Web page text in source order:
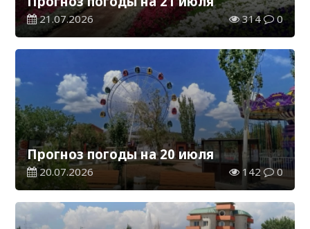
21.07.2026 314 0
Прогноз погоды на 20 июля
20.07.2026 142 0